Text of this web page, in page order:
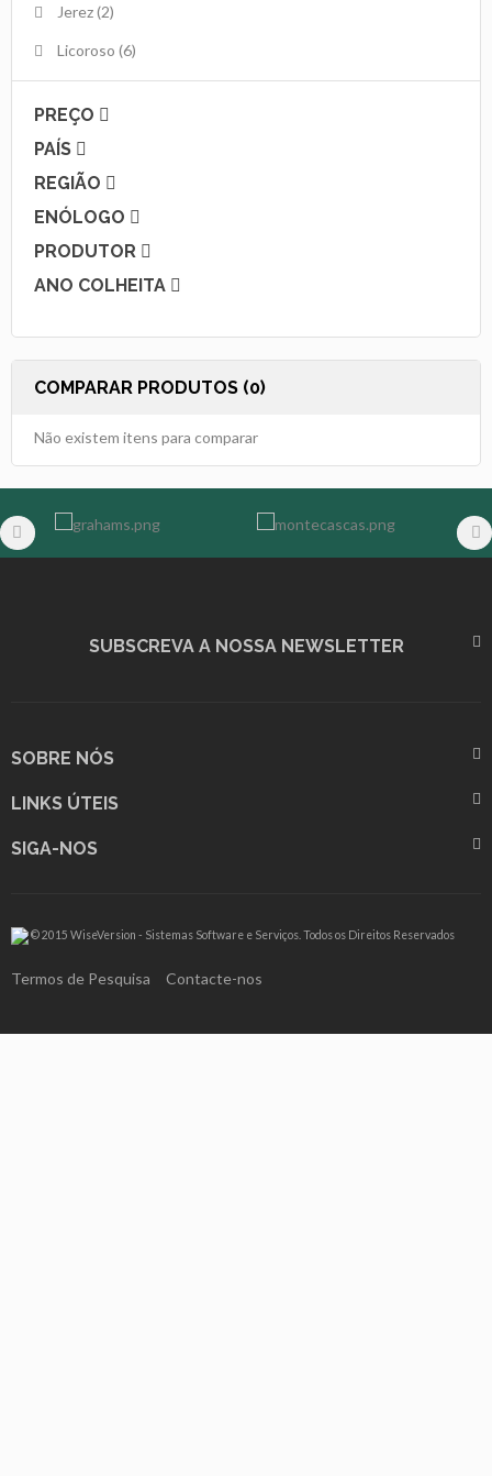
Jerez(2)
Licoroso (6)
PREÇO
PAÍS
REGIÃO
ENÓLOGO
PRODUTOR
ANO COLHEITA
COMPARAR PRODUTOS (0)
Não existem itens para comparar
SUBSCREVA A NOSSA NEWSLETTER
SOBRE NÓS
LINKS ÚTEIS
SIGA-NOS
© 2015 WiseVersion - Sistemas Software e Serviços. Todos os Direitos Reservados
Termos de Pesquisa Contacte-nos